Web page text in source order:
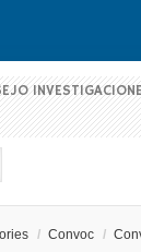
/ Convoc /